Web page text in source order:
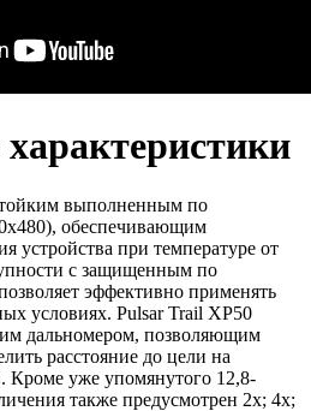
выполненным по
обеспечивающим
устройства при температуре от
с защищенным по
эффективно применять
условиях. Pulsar Trail XP50
дальномером, позволяющим
расстояние до цели на
Кроме уже упомянутого 12,8-
также предусмотрен 2x; 4x;